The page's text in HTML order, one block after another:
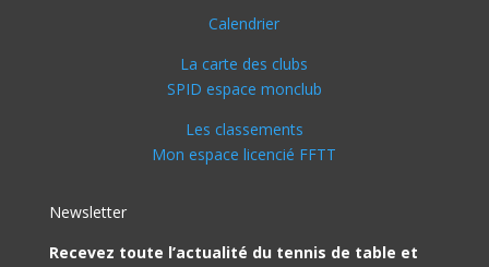
Calendrier
La carte des clubs
SPID espace monclub
Les classements
Mon espace licencié FFTT
Newsletter
Recevez toute l’actualité du tennis de table et